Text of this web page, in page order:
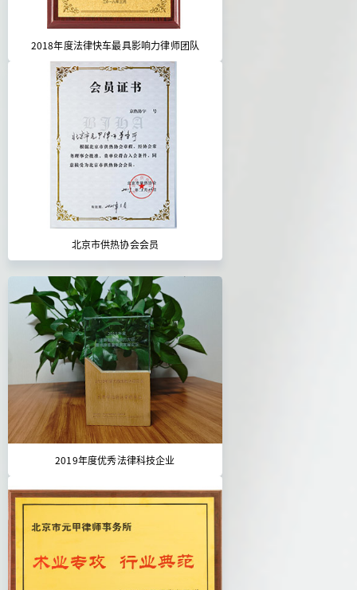
2018年度法律快车最具影响力律师团队
北京市供热协会会员
2019年度优秀法律科技企业